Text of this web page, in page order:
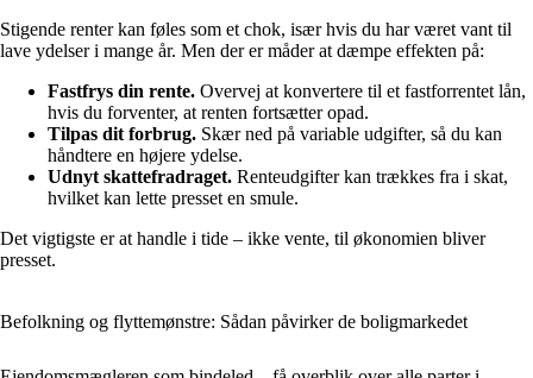
Stigende renter kan føles som et chok, især hvis du har været vant til
lave ydelser i mange år. Men der er måder at dæmpe effekten på:
Fastfrys din rente. Overvej at konvertere til et fastforrentet lån,
hvis du forventer, at renten fortsætter opad.
Tilpas dit forbrug. Skær ned på variable udgifter, så du kan
håndtere en højere ydelse.
Udnyt skattefradraget. Renteudgifter kan trækkes fra i skat,
hvilket kan lette presset en smule.
Det vigtigste er at handle i tide – ikke vente, til økonomien bliver
presset.
Befolkning og flyttemønstre: Sådan påvirker de boligmarkedet